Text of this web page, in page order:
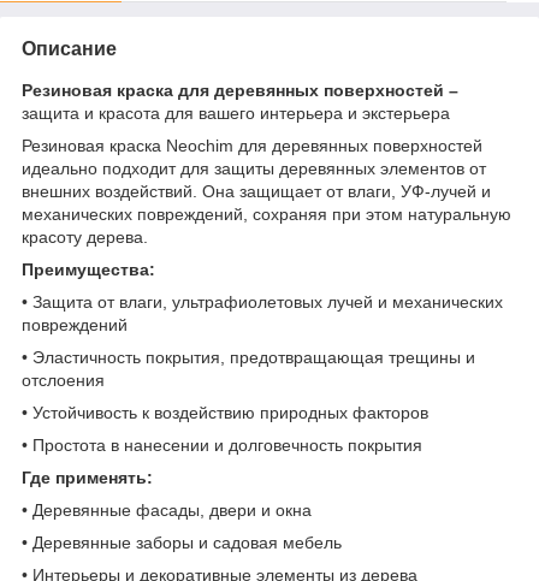
Описание
Резиновая краска для деревянных поверхностей –
защита и красота для вашего интерьера и экстерьера
Резиновая краска Neochim для деревянных поверхностей
идеально подходит для защиты деревянных элементов от
внешних воздействий. Она защищает от влаги, УФ-лучей и
механических повреждений, сохраняя при этом натуральную
красоту дерева.
Преимущества:
• Защита от влаги, ультрафиолетовых лучей и механических
повреждений
• Эластичность покрытия, предотвращающая трещины и
отслоения
• Устойчивость к воздействию природных факторов
• Простота в нанесении и долговечность покрытия
Где применять:
• Деревянные фасады, двери и окна
• Деревянные заборы и садовая мебель
• Интерьеры и декоративные элементы из дерева